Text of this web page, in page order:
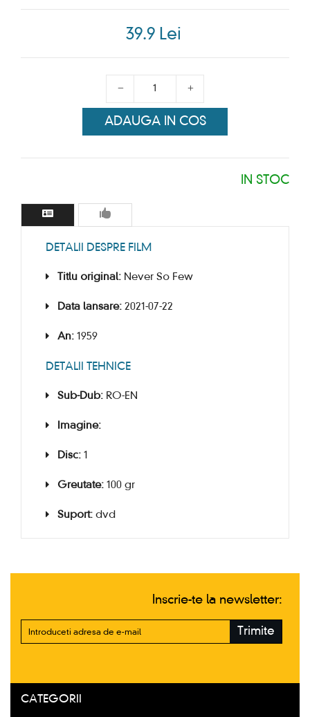
39.9 Lei
ADAUGA IN COS
IN STOC
DETALII DESPRE FILM
Titlu original: Never So Few
Data lansare: 2021-07-22
An: 1959
DETALII TEHNICE
Sub-Dub: RO-EN
Imagine:
Disc: 1
Greutate: 100 gr
Suport: dvd
Inscrie-te la newsletter:
Trimite
CATEGORII